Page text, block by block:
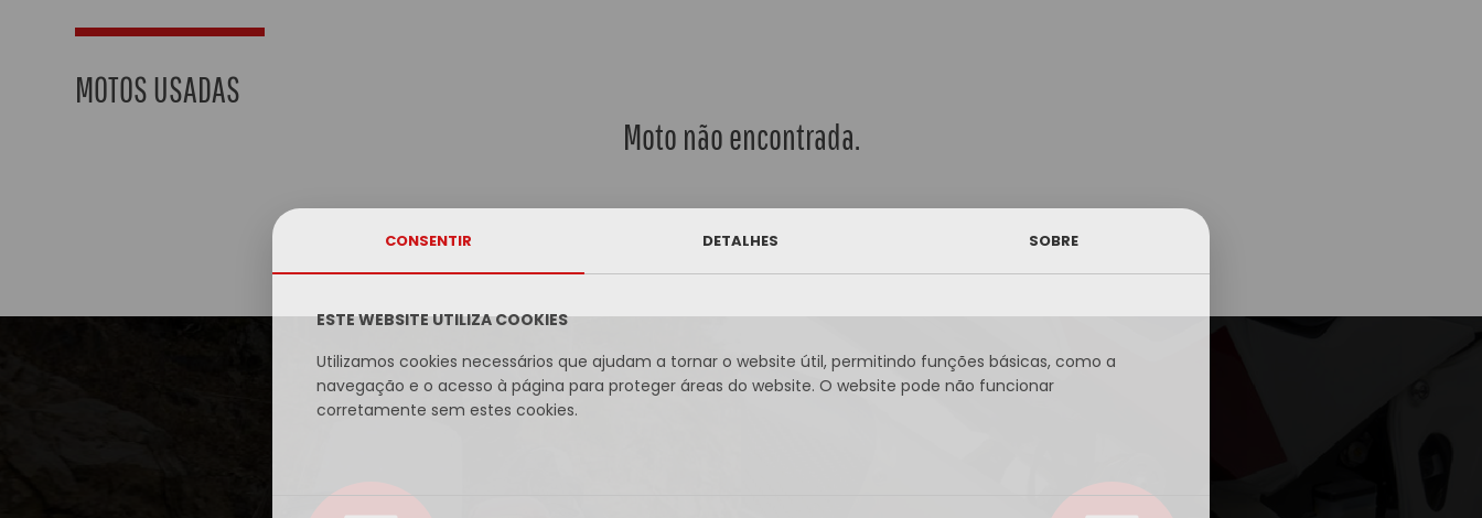
CONSENTIR DETALHES SOBRE
ESTE WEBSITE UTILIZA COOKIES
Utilizamos cookies necessários que ajudam a tornar o website útil, permitindo funções básicas, como a
navegação e o acesso à página para proteger áreas do website. O website pode não funcionar
corretamente sem estes cookies.
MOTOS USADAS
Moto não encontrada.